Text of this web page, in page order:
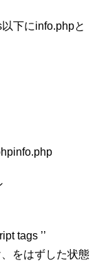
下にinfo.phpと
tags ’’
をはずした状態